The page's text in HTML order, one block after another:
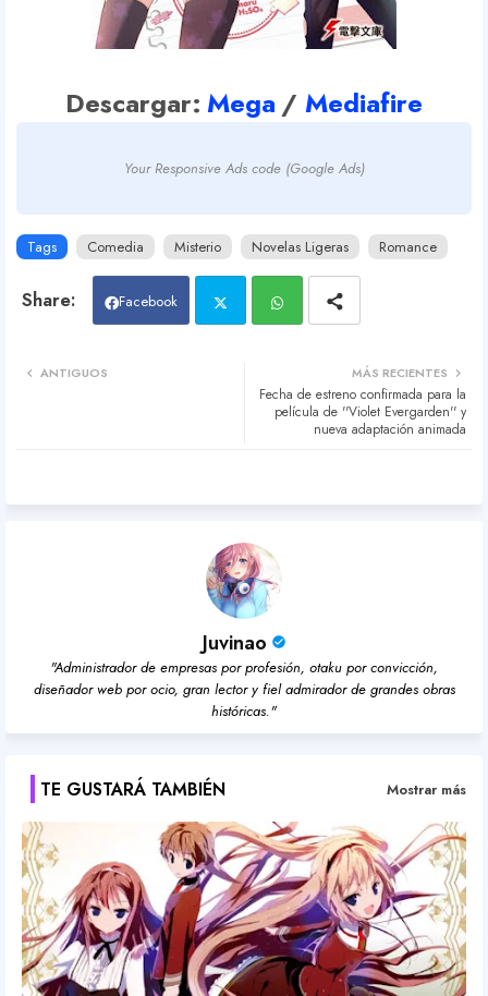
Descargar: Mega / Mediafire
Your Responsive Ads code (Google Ads)
Tags Comedia Misterio Novelas Ligeras Romance
Facebook
atsa
MÁS RECIENTES
Fecha de estreno confirmada para la
película de ''Violet Evergarden'' y
nueva adaptación animada
ANTIGUOS
Juvinao
"Administrador de empresas por profesión, otaku por convicción,
diseñador web por ocio, gran lector y fiel admirador de grandes obras
históricas."
TE GUSTARÁ TAMBIÉN Mostrar más